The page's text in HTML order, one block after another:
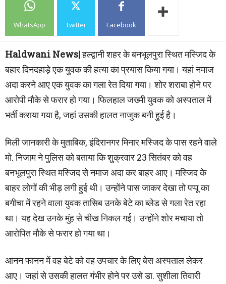
WhatsApp Twitter Facebook
Haldwani News|हल्द्वानी शहर के बनभूलपुरा स्थित मस्जिद के
बहार दिनदहाड़े एक युवक की हत्या का प्रयास किया गया। यहां नमाज
अदा करने आए एक युवक का गला रेत दिया गया। शोर शराबा होने पर
आरोपी मौके से फरार हो गया। फिलहाल जख्मी युवक को अस्पताल में
भर्ती कराया गया है, जहां उसकी हालत नाजुक बनी हुई है।
मिली जानकारी के मुताबिक, इंदिरानगर मिनार मस्जिद के पास रहने वाले
मो. निजाम ने पुलिस को बताया कि शुक्रवार 23 सितंबर को वह
बनभूलपुरा स्थित मस्जिद से नमाज अदा कर बाहर आए। मस्जिद के
बाहर लोगों की भीड़ लगी हुई थी। उन्होंने पास जाकर देखा तो पप्पू का
बगीचा में रहने वाला युवक तासिब उनके बेटे का ब्लेड से गला रेत रहा
था। यह देख उनके मुंह से चीख निकल गई। उन्होंने शोर मचाया तो
आरोपित मौके से फरार हो गया था।
आनन फानन में वह बेटे को वह उपचार के लिए बेस अस्पताल लेकर
आए। जहां से उसकी हालत गंभीर होने पर उसे डा. सुशीला तिवारी